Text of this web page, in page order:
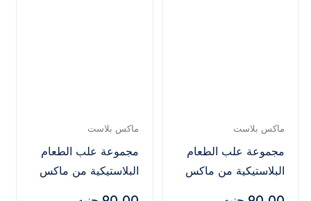
ماكس بلاست
مجموعة علب الطعام
البلاستيكية من ماكس
ماكس بلاست
مجموعة علب الطعام
البلاستيكية من ماكس